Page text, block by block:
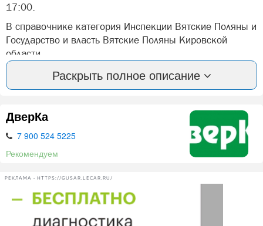
17:00.
В справочнике категория Инспекции Вятские Поляны и
Государство и власть Вятские Поляны Кировской
области.
Вы можете оставить отзыв или оценить компанию:
Роспотребнадзор Вятские Поляны.
Роспотребнадзор в Вятских Полян.
Нашли ошибку? Сообщите нам об этом!
Раскрыть полное описание
ДверКа
7 900 524 5225
Рекомендуем
РЕКЛАМА • HTTPS://GUSAR.LECAR.RU/